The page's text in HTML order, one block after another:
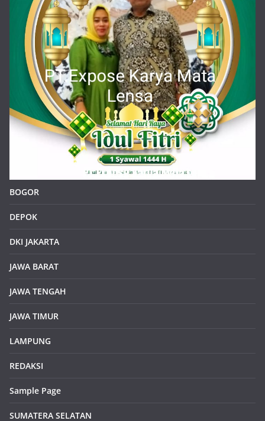
BOGOR
DEPOK
DKI JAKARTA
JAWA BARAT
JAWA TENGAH
JAWA TIMUR
LAMPUNG
REDAKSI
Sample Page
SUMATERA SELATAN